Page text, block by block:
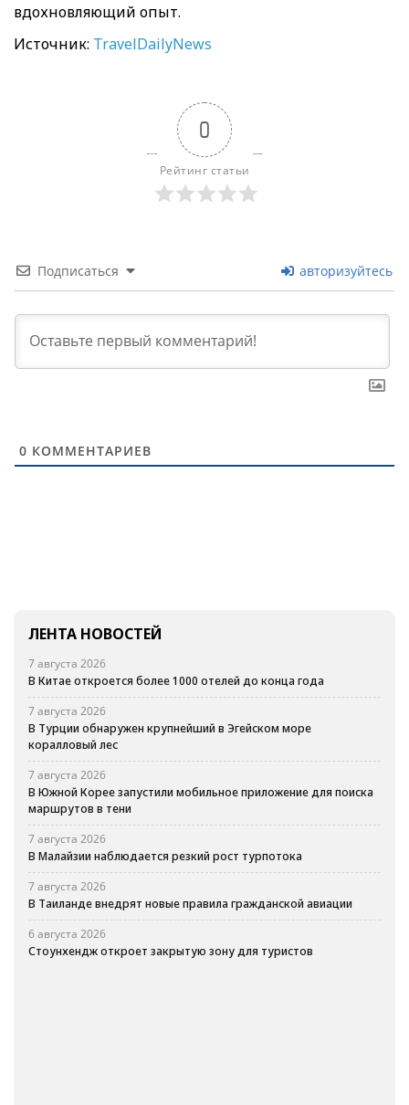
вдохновляющий опыт.
Источник: TravelDailyNews
0
Рейтинг статьи
Подписаться авторизуйтесь
0 КОММЕНТАРИЕВ
ЛЕНТА НОВОСТЕЙ
7 августа 2026
В Китае откроется более 1000 отелей до конца года
7 августа 2026
В Турции обнаружен крупнейший в Эгейском море
коралловый лес
7 августа 2026
В Южной Корее запустили мобильное приложение для поиска
маршрутов в тени
7 августа 2026
В Малайзии наблюдается резкий рост турпотока
7 августа 2026
В Таиланде внедрят новые правила гражданской авиации
6 августа 2026
Стоунхендж откроет закрытую зону для туристов